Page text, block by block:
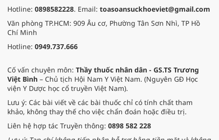
Hotline: 0898582228. Email: toasoansuckhoeviet@gmail.com
Văn phòng TP.HCM: 909 Âu cơ, Phường Tân Sơn Nhì, TP Hồ
Chí Minh
Hotline: 0949.737.666
Cố vấn chuyên môn: Thầy thuốc nhân dân - GS.TS Trương
Việt Bình – Chủ tịch Hội Nam Y Việt Nam. (Nguyên GĐ Học
viện Y Dược học cổ truyền Việt Nam).
Lưu ý: Các bài viết về các bài thuốc chỉ có tính chất tham
khảo, không thay thế cho việc chẩn đoán hoặc điều trị.
Liên hệ hợp tác Truyền thông: 0898 582 228